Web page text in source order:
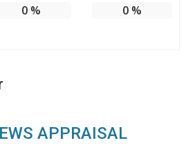
0 % 0%
APPRAISAL